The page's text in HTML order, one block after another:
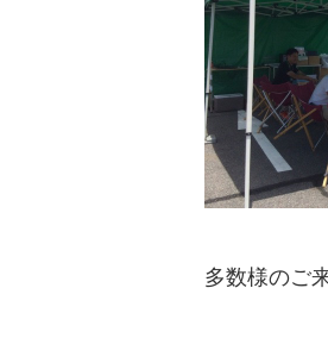
多数様のご